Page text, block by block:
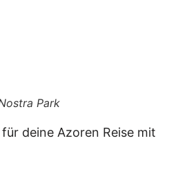
Park
deine Azoren Reise mit